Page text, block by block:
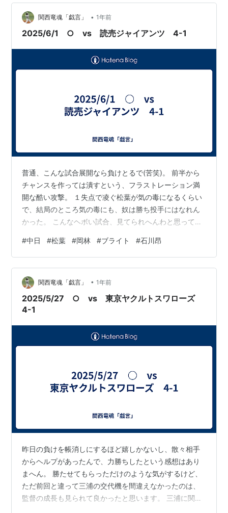
のボールをショートの頭上へ打ち返す、奴の教科書のよ
うな打撃がチームを救ってくれましたな。 さらに上林の
強烈なファースト正面の当たりを、浅村が後逸して逆転
関西竜魂「戯言」 • 1年前
2025/6/1 ○ vs 読売ジャイアンツ 4-1
普通、こんな試合展開なら負けとるで(苦笑)。 前半から
チャンスを作っては潰すという、フラストレーション満
開な酷い攻撃。 １失点で凌ぐ松葉が気の毒になるくらい
で、結局のところ気の毒にも、奴は勝ち投手にはなれん
かった。 こんなヘボい試合、見てられへんわと思ってウ
勢、暴投」て。 こんな勝ち方もあるんやなぁ…と呆れな
がら、また歩き始めるのであった…。 まぁ、どうしても
勝ちたい試合やったから、こんな勝ち方でもチームには
良薬なんやろね。 打線で評価できるとしたら、先制され
た直後に岡林が同点弾を放ったこと。 あれで松葉もかな
り楽になったわな。 一方で文句をつけ…
#中日 #松葉 #岡林 #ブライト #石川昂
関西竜魂「戯言」 • 1年前
2025/5/27 ○ vs 東京ヤクルトスワローズ
4-1
昨日の負けを帳消しにするほど嬉しかないし、散々相手
からヘルプがあったんで、力勝ちしたという感想はあり
まへん。 勝たせてもらっただけのような気がするけど、
ただ前回と違って三浦の交代機を間違えなかったのは、
監督の成長も見られて良かったと思います。 三浦に関し